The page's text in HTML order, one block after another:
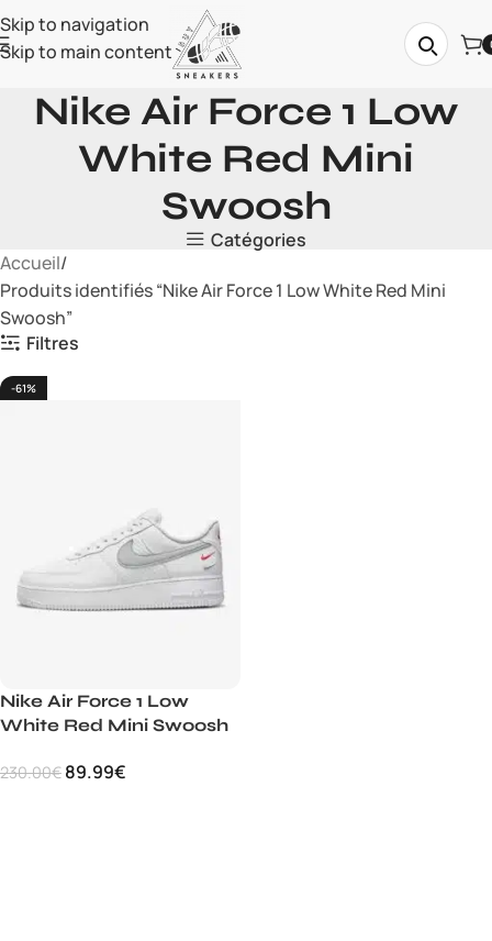
Skip to navigation
Skip to main content
Nike Air Force 1 Low
White Red Mini
Swoosh
Catégories
Accueil
Produits identifiés “Nike Air Force 1 Low White Red Mini
Swoosh”
Filtres
-61%
Nike Air Force 1 Low
White Red Mini Swoosh
230.00€ 89.99€